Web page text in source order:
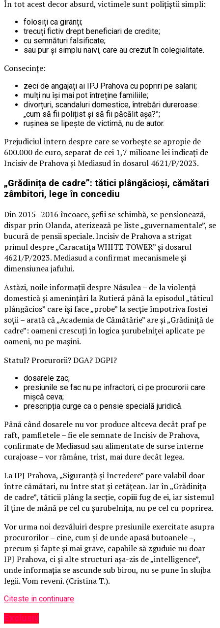
În tot acest decor absurd, victimele sunt polițiștii simpli:
folosiți ca giranți;
trecuți fictiv drept beneficiari de credite;
cu semnături falsificate;
sau pur și simplu naivi, care au crezut în colegialitate.
Consecințe:
zeci de angajați ai IPJ Prahova cu popriri pe salarii;
mulți nu își mai pot întreține familiile;
divorțuri, scandaluri domestice, întrebări dureroase:
„cum să fii polițist și să fii păcălit așa?”;
rușinea se lipește de victimă, nu de autor.
Prejudiciul intern despre care se vorbește se apropie de
600.000 de euro, separat de cei 1,7 milioane lei indicați de
Incisiv de Prahova și Mediasud în dosarul 4621/P/2023.
„Grădinița de cadre”: tătici plângăcioși, cămătari
zâmbitori, lege în concediu
Din 2015–2016 încoace, șefii se schimbă, se pensionează,
dispar prin Olanda, aterizează pe liste „guvernamentale”, se
bucură de pensii speciale. Incisiv de Prahova a strigat
primul despre „Caracatița WHITE TOWER” și dosarul
4621/P/2023. Mediasud a confirmat mecanismele și
dimensiunea jafului.
Astăzi, noile informații despre Năsulea – de la violență
domestică și amenințări la Rutieră până la episodul „tăticul
plângăcios” care își face „probe” la secție împotriva fostei
soții – arată că „Academia de Cămătărie” are și „Grădiniță de
cadre”: oameni crescuți în logica șurubelniței aplicate pe
oameni, nu pe mașini.
Statul? Procurorii? DGA? DGPI?
dosarele zac;
presiunile se fac nu pe infractori, ci pe procurorii care
mișcă ceva;
prescripția curge ca o pensie specială juridică.
Până când dosarele nu vor produce altceva decât praf pe
raft, pamfletele – fie ele semnate de Incisiv de Prahova,
confirmate de Mediasud sau alimentate de surse interne
curajoase – vor rămâne, trist, mai dure decât legea.
La IPJ Prahova, „Siguranță și încredere” pare valabil doar
între cămătari, nu între stat și cetățean. Iar în „Grădinița
de cadre”, tăticii plâng la secție, copiii fug de ei, iar sistemul
îl ține de mână pe cel cu șurubelnița, nu pe cel cu poprirea.
Vor urma noi dezvăluiri despre presiunile exercitate asupra
procurorilor – cine, cum și de unde apasă butoanele –,
precum și fapte și mai grave, capabile să zguduie nu doar
IPJ Prahova, ci și alte structuri așa-zis de „intelligence”,
unde informația se ascunde sub birou, nu se pune în slujba
legii. Vom reveni. (Cristina T.).
Citeste in continuare
Exclusiv